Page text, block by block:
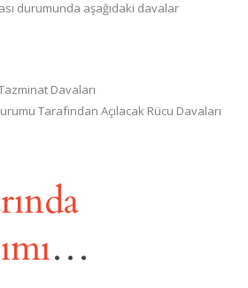
durumunda aşağıdaki davalar
Davaları
Tarafından Açılacak Rücu Davaları
…